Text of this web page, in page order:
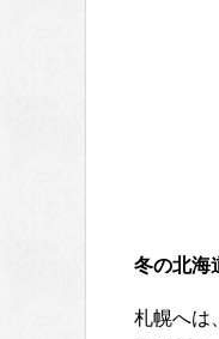
冬の北海
札幌へは